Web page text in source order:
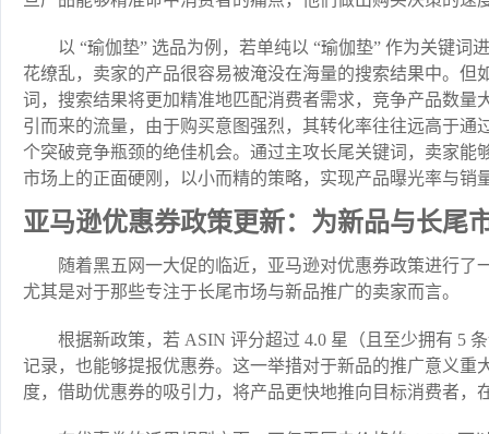
以 “瑜伽垫” 选品为例，若单纯以 “瑜伽垫” 作为关键
花缭乱，卖家的产品很容易被淹没在海量的搜索结果中。但
词，搜索结果将更加精准地匹配消费者需求，竞争产品数
引而来的流量，由于购买意图强烈，其转化率往往远高于
个突破竞争瓶颈的绝佳机会。通过主攻长尾关键词，卖家
市场上的正面硬刚，以小而精的策略，实现产品曝光率与销
亚马逊优惠券政策更新：为新品与长尾
随着黑五网一大促的临近，亚马逊对优惠券政策进行
尤其是对于那些专注于长尾市场与新品推广的卖家而言。
根据新政策，若 ASIN 评分超过 4.0 星（且至少拥有 5
记录，也能够提报优惠券。这一举措对于新品的推广意义
度，借助优惠券的吸引力，将产品更快地推向目标消费者，